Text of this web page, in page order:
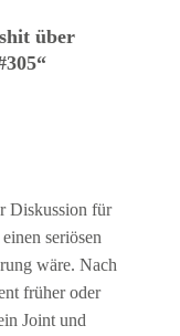
über
Diskussion für
seriösen
wäre. Nach
früher oder
Joint und